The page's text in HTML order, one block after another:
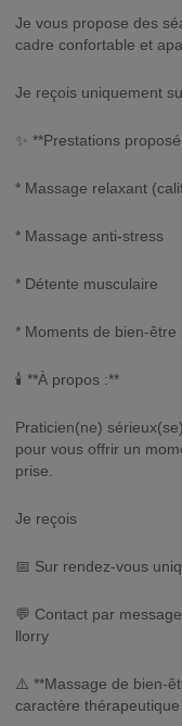
Je vous propose des
cadre confortable et
Je reçois uniquement
✨ **Prestations
* Massage relaxant
* Massage anti-stress
* Détente musculaire
* Moments de bien-être
🕯️ **À propos :**
Praticien(ne)
pour vous offrir un
prise.
Je reçois
📅 Sur rendez-vous
💬 Contact par
llorry
⚠️ **Massage de bien-
caractère thérapeutique